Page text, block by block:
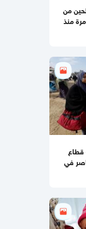
العودة
خلال
معظم
من
منذ
في